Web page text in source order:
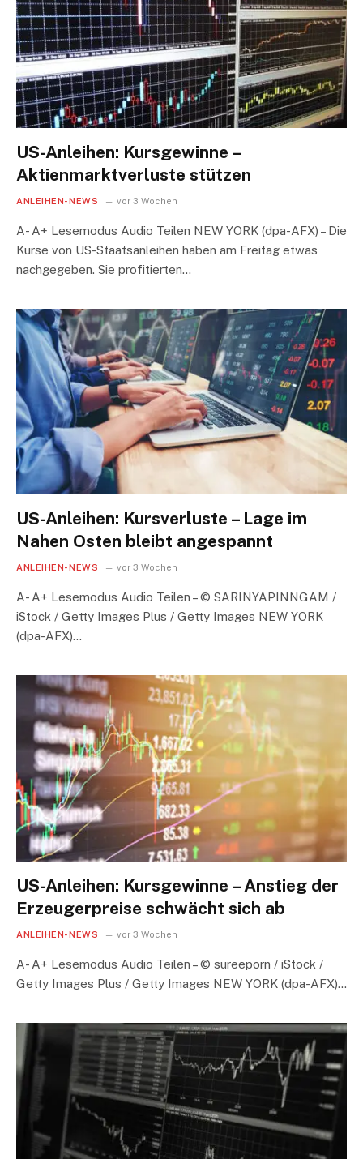
US-Anleihen: Kursgewinne –
Aktienmarktverluste stützen
ANLEIHEN-NEWS vor 3 Wochen
A- A+ Lesemodus Audio Teilen NEW YORK (dpa-AFX) – Die
Kurse von US-Staatsanleihen haben am Freitag etwas
nachgegeben. Sie profitierten…
US-Anleihen: Kursverluste – Lage im
Nahen Osten bleibt angespannt
ANLEIHEN-NEWS vor 3 Wochen
A- A+ Lesemodus Audio Teilen – © SARINYAPINNGAM /
iStock / Getty Images Plus / Getty Images NEW YORK
(dpa-AFX)…
US-Anleihen: Kursgewinne – Anstieg der
Erzeugerpreise schwächt sich ab
ANLEIHEN-NEWS vor 3 Wochen
A- A+ Lesemodus Audio Teilen – © sureeporn / iStock /
Getty Images Plus / Getty Images NEW YORK (dpa-AFX)…